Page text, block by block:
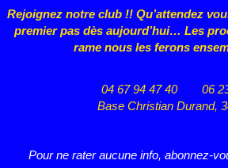
Rejoignez notre club !! Qu’attendez
premier pas dès aujourd’hui… Les
rame nous les ferons
04 67 94 47 40
06
Base Christian Durand,
Pour ne rater aucune info, abonnez-